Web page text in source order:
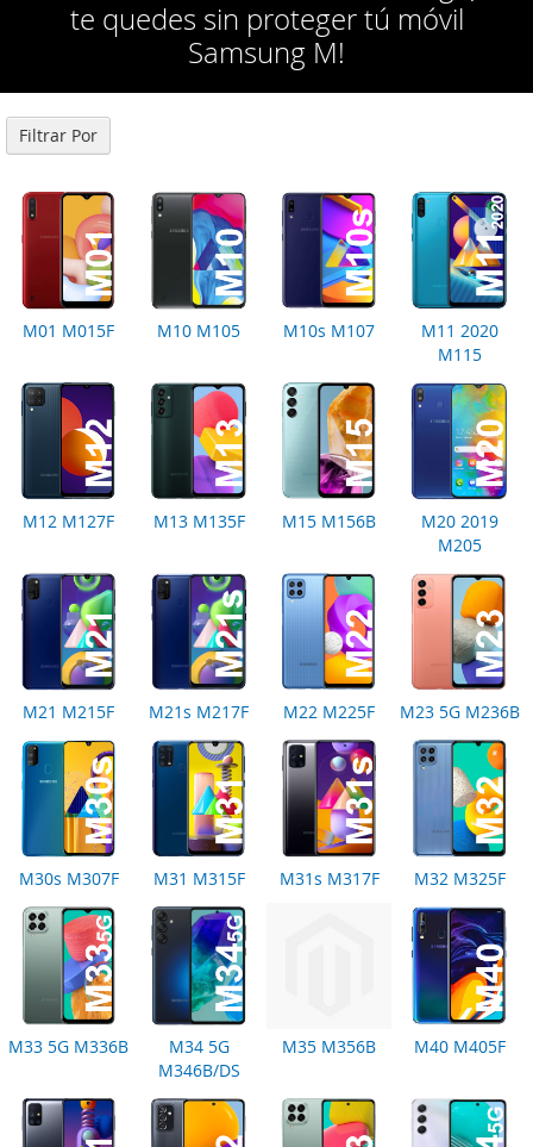
te quedes sin proteger tú móvil
Samsung M!
M01 M015F M10 M105 M10s M107
M11 2020
M115
M12 M127F M13 M135F M15 M156B
M20 2019
M205
M21 M215F M21s M217F M22 M225F M23 5G M236B
M30s M307F M31 M315F M31s M317F M32 M325F
M33 5G M336B
M34 5G
M346B/DS
M35 M356B M40 M405F
Filtrar Por